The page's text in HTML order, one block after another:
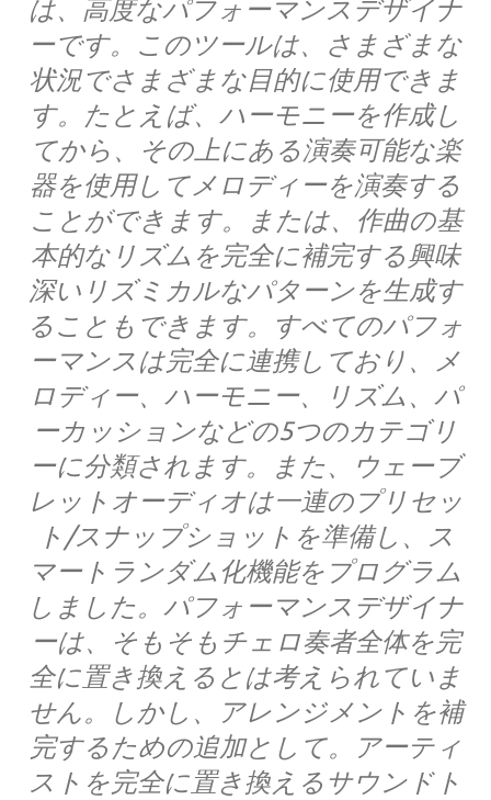
は、高度なパフォーマンスデザイナ
ーです。このツールは、さまざまな
状況でさまざまな目的に使用できま
す。たとえば、ハーモニーを作成し
てから、その上にある演奏可能な楽
器を使用してメロディーを演奏する
ことができます。または、作曲の基
本的なリズムを完全に補完する興味
深いリズミカルなパターンを生成す
ることもできます。すべてのパフォ
ーマンスは完全に連携しており、メ
ロディー、ハーモニー、リズム、パ
ーカッションなどの5つのカテゴリ
ーに分類されます。また、ウェーブ
レットオーディオは一連のプリセッ
ト/スナップショットを準備し、ス
マートランダム化機能をプログラム
しました。パフォーマンスデザイナ
ーは、そもそもチェロ奏者全体を完
全に置き換えるとは考えられていま
せん。しかし、アレンジメントを補
完するための追加として。アーティ
ストを完全に置き換えるサウンドト